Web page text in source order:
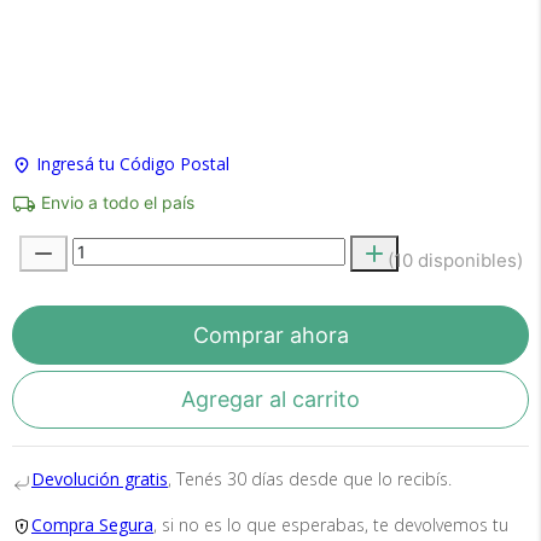
Ingresá tu Código Postal
Envio a todo el país
(10 disponibles)
Comprar ahora
Agregar al carrito
Devolución gratis, Tenés 30 días desde que lo recibís.
Compra Segura, si no es lo que esperabas, te devolvemos tu
te devolvemos tu dinero.
dinero!